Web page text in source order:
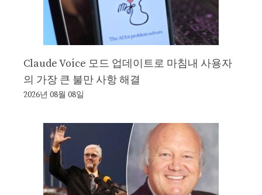
Claude Voice 모드 업데이트로 마침내 사용자
의 가장 큰 불만 사항 해결
2026년 08월 08일